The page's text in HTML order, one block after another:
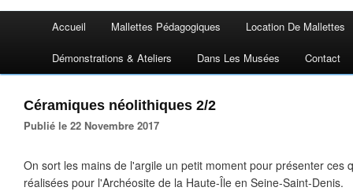
Accueil Mallettes Pédagogiques Location De Mallettes
Démonstrations & Ateliers Dans Les Musées Contact
Céramiques néolithiques 2/2
Publié le 22 Novembre 2017
On sort les mains de l'argile un petit moment pour présenter ces
réalisées pour l'Archéosite de la Haute-Île en Seine-Saint-Denis.